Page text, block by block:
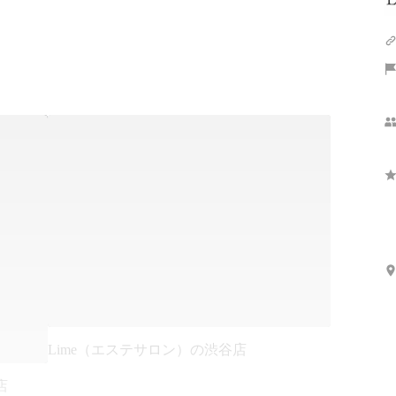
Lime（エステサロン）の渋谷店